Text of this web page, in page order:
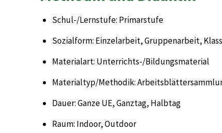
Schul-/Lernstufe: Primarstufe
Sozialform: Einzelarbeit, Gruppenarbeit,
Materialart: Unterrichts-/Bildungsmaterial
Materialtyp/Methodik:
Dauer: Ganze UE, Ganztag, Halbtag
Raum: Indoor, Outdoor